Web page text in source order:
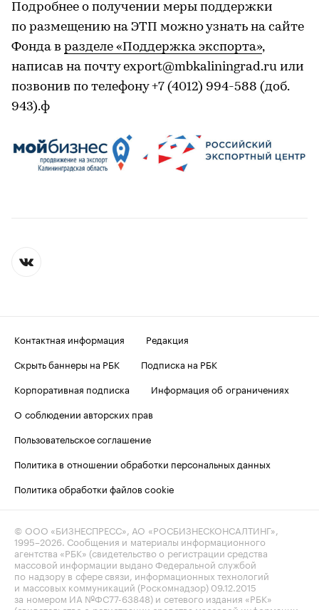
Подробнее о получении меры поддержки
по размещению на ЭТП можно узнать на сайте
Фонда в разделе «Поддержка экспорта»,
написав на почту export@mbkaliningrad.ru или
позвонив по телефону +7 (4012) 994-588 (доб.
943).ф
Контактная информация
Редакция
Скрыть баннеры на РБК
Подписка на РБК
Корпоративная подписка
Информация об ограничениях
О соблюдении авторских прав
Пользовательское соглашение
Политика в отношении обработки персональных данных
Политика обработки файлов cookie
© ООО «БИЗНЕСПРЕСС», АО «РОСБИЗНЕСКОНСАЛТИНГ»,
1995–2026 . Сообщения и материалы информационного
агентства «РБК» (свидетельство о регистрации средства
массовой информации выдано Федеральной службой
по надзору в сфере связи, информационных технологий
и массовых коммуникаций (Роскомнадзор) 09.12.2015
за номером ИА №ФС77-63848) и сетевого издания «РБК»